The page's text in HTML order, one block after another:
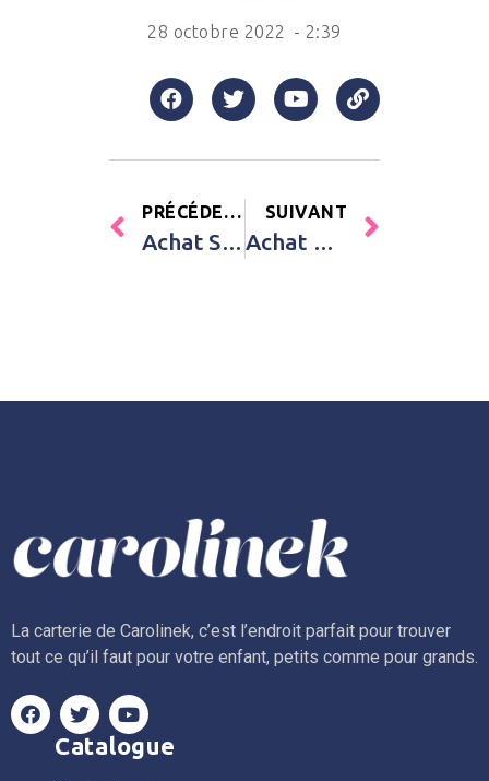
28 octobre 2022 - 2:39
PRÉCÉDENT
Achat Sac banane Hippipos l’hippopotame Les Déglingos Bleu Bébé
SUIVANT
Achat Doudou plat Petit pas lapinou gris Kaloo Gris Bébé
La carterie de Carolinek, c’est l’endroit parfait pour trouver
tout ce qu’il faut pour votre enfant, petits comme pour grands.
Catalogue